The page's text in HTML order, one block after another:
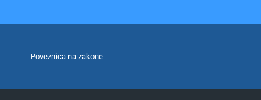
Poveznica na zakone